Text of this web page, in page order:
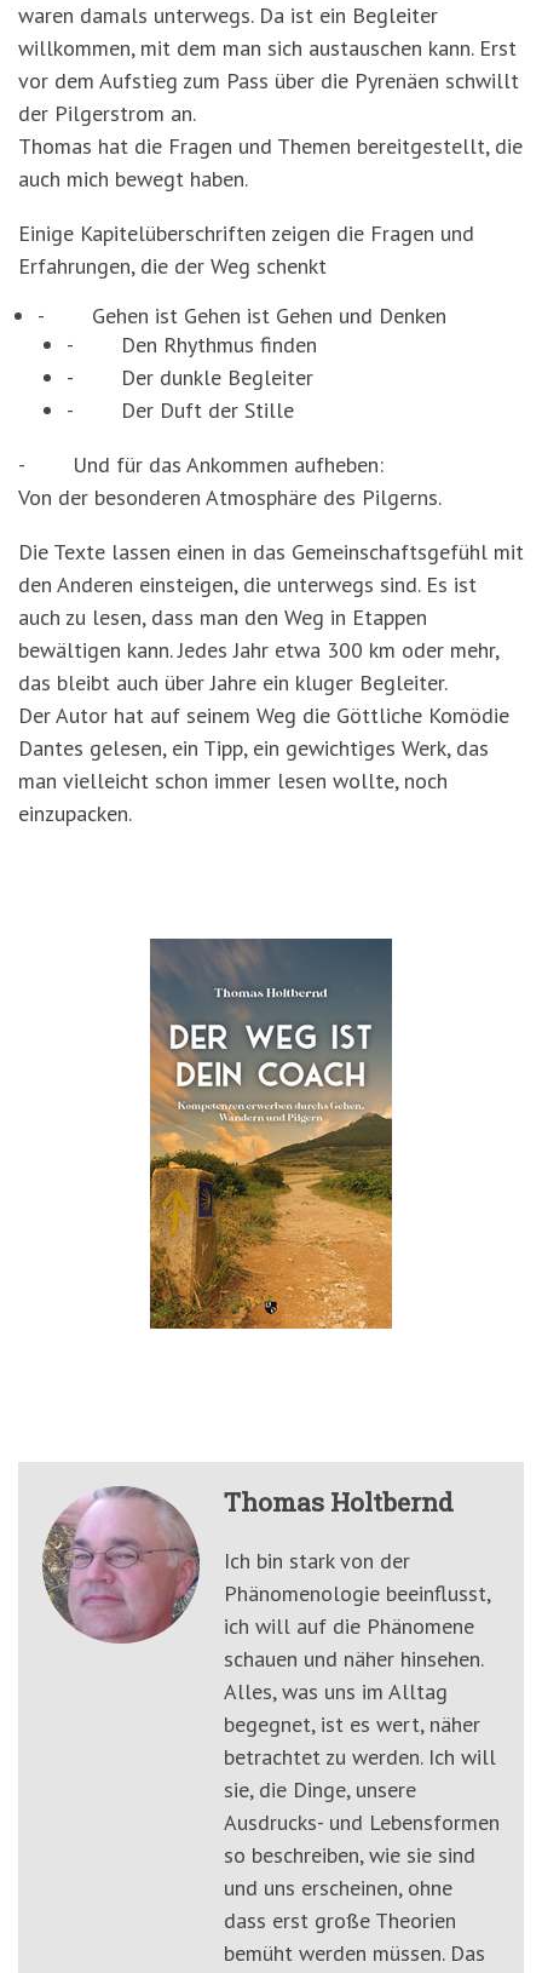
waren damals unterwegs. Da ist ein Begleiter
willkommen, mit dem man sich austauschen kann. Erst
vor dem Aufstieg zum Pass über die Pyrenäen schwillt
der Pilgerstrom an.
Thomas hat die Fragen und Themen bereitgestellt, die
auch mich bewegt haben.
Einige Kapitelüberschriften zeigen die Fragen und
Erfahrungen, die der Weg schenkt
-
Gehen ist Gehen ist Gehen und Denken
-
Den Rhythmus finden
-
Der dunkle Begleiter
-
Der Duft der Stille
- Und für das Ankommen aufheben:
Von der besonderen Atmosphäre des Pilgerns.
Die Texte lassen einen in das Gemeinschaftsgefühl mit
den Anderen einsteigen, die unterwegs sind. Es ist
auch zu lesen, dass man den Weg in Etappen
bewältigen kann. Jedes Jahr etwa 300 km oder mehr,
das bleibt auch über Jahre ein kluger Begleiter.
Der Autor hat auf seinem Weg die Göttliche Komödie
Dantes gelesen, ein Tipp, ein gewichtiges Werk, das
man vielleicht schon immer lesen wollte, noch
einzupacken.
Thomas Holtbernd
Ich bin stark von der
Phänomenologie beeinflusst,
ich will auf die Phänomene
schauen und näher hinsehen.
Alles, was uns im Alltag
begegnet, ist es wert, näher
betrachtet zu werden. Ich will
sie, die Dinge, unsere
Ausdrucks- und Lebensformen
so beschreiben, wie sie sind
und uns erscheinen, ohne
dass erst große Theorien
bemüht werden müssen. Das